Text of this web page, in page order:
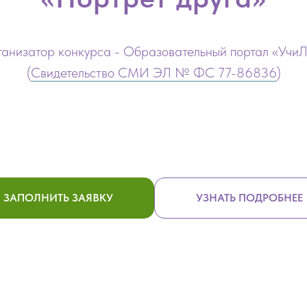
конкурса - Образовательный портал
(Свидетельство СМИ ЭЛ № ФС 77-86836)
ЗАПОЛНИТЬ ЗАЯВКУ УЗНАТЬ ПОДРОБНЕЕ